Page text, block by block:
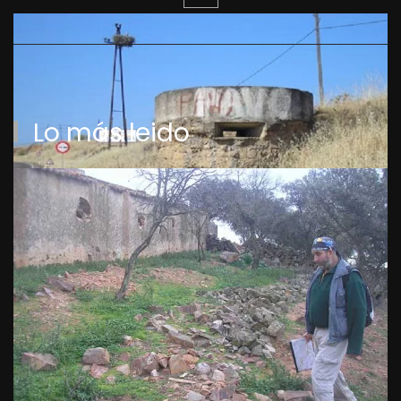
Villanueva de la Serena. Cerro
La Barca. Republicano. Frente
de Extremadura.
Lo más leido